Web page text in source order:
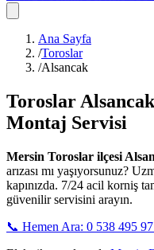
Ana Sayfa
/Toroslar
/Alsancak
Toroslar Alsancak
Montaj Servisi
Mersin Toroslar ilçesi
arızası mı yaşıyorsunuz?
kapınızda. 7/24 acil korniş
güvenilir servisini arayın.
📞 Hemen Ara: 0 538 495